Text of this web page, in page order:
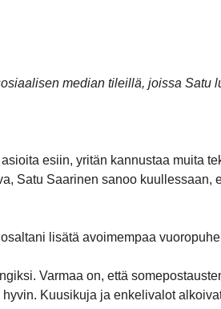
median tileillä, joissa Satu
esiin, yritän kannustaa muita
Satu Saarinen sanoo kuullessaan,
lisätä avoimempaa
Varmaa on, että
Kuusikuja ja enkelivalot